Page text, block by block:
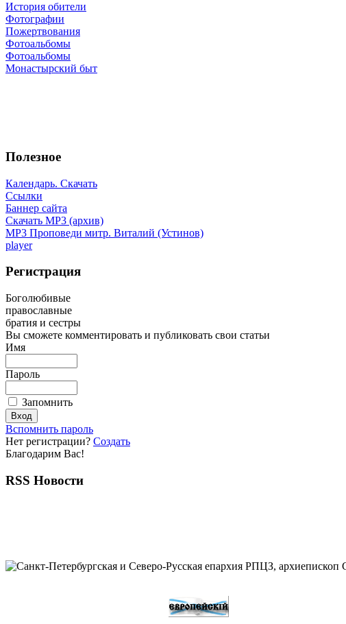
История обители
Фотографии
Пожертвования
Фотоальбомы
Фотоальбомы
Монастырский быт
Полезное
Календарь. Скачать
Ссылки
Баннер сайта
Скачать MP3 (архив)
MP3 Проповеди митр. Виталий (Устинов)
player
Регистрация
Боголюбивые
православные
братия и сестры
Вы сможете комментировать и публиковать свои статьи
Имя
Пароль
Запомнить
Вспомнить пароль
Нет регистрации? Создать
Благодарим Вас!
RSS Новости